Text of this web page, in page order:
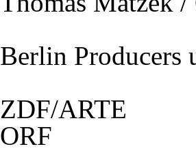
Berlin Producers
ZDF/ARTE
ORF